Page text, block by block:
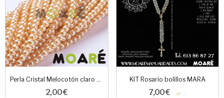
Perla Cristal Melocotón claro 4mm 100 unidades
2,00 €
KIT Rosario bolillos MARA
7,00 €